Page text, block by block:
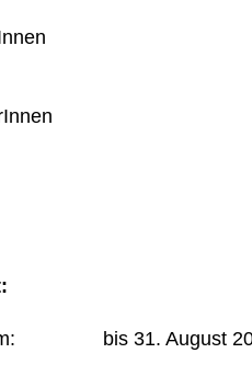
bis 31. August